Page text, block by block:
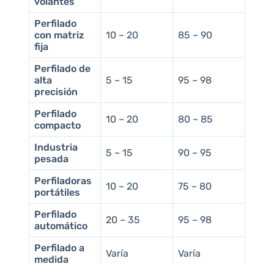
Perfilado
con matriz
fija
10 – 20 85 – 90
Perfilado de
alta
precisión
5 – 15 95 – 98
Perfilado
compacto
10 – 20 80 – 85
Industria
pesada
5 – 15 90 – 95
Perfiladoras
portátiles
10 – 20 75 – 80
Perfilado
automático
20 – 35 95 – 98
Perfilado a
medida
Varía Varía